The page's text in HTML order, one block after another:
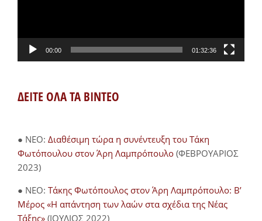
00:00 01:32:36
ΔΕΙΤΕ ΟΛΑ ΤΑ ΒΙΝΤΕΟ
● NEO: Διαθέσιμη τώρα η συνέντευξη του Τάκη
Φωτόπουλου στον Άρη Λαμπρόπουλο (ΦΕΒΡΟΥΑΡΙΟΣ
2023)
● NEO: Τάκης Φωτόπουλος στον Άρη Λαμπρόπουλο: Β’
Μέρος «Η απάντηση των λαών στα σχέδια της Νέας
Τάξης» (ΙΟΥΛΙΟΣ 2022)